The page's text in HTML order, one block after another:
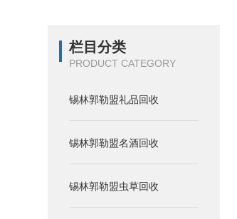
栏目分类
PRODUCT CATEGORY
锡林郭勒盟礼品回收
锡林郭勒盟名酒回收
锡林郭勒盟虫草回收